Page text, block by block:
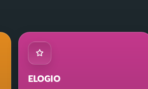
ELOGIO